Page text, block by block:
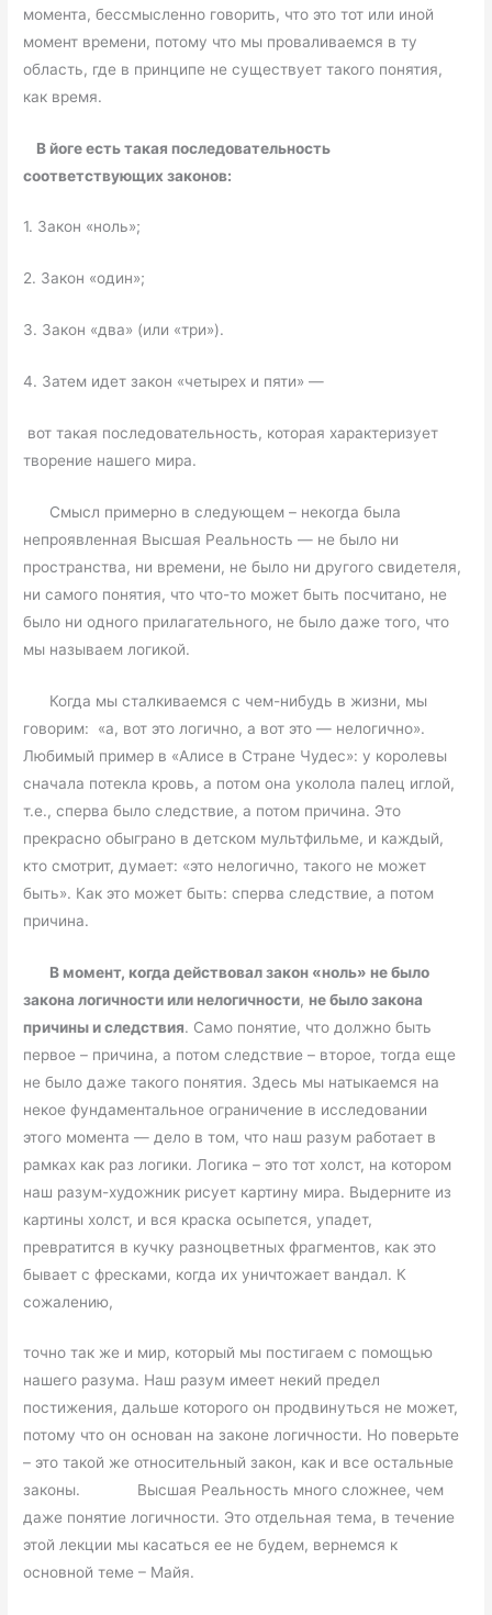
момента, бессмысленно говорить, что это тот или иной
момент времени, потому что мы проваливаемся в ту
область, где в принципе не существует такого понятия,
как время.
В йоге есть такая последовательность
соответствующих законов:
1. Закон «ноль»;
2. Закон «один»;
3. Закон «два» (или «три»).
4. Затем идет закон «четырех и пяти» —
вот такая последовательность, которая характеризует
творение нашего мира.
Смысл примерно в следующем – некогда была
непроявленная Высшая Реальность — не было ни
пространства, ни времени, не было ни другого свидетеля,
ни самого понятия, что что-то может быть посчитано, не
было ни одного прилагательного, не было даже того, что
мы называем логикой.
Когда мы сталкиваемся с чем-нибудь в жизни, мы
говорим: «а, вот это логично, а вот это — нелогично».
Любимый пример в «Алисе в Стране Чудес»: у королевы
сначала потекла кровь, а потом она уколола палец иглой,
т.е., сперва было следствие, а потом причина. Это
прекрасно обыграно в детском мультфильме, и каждый,
кто смотрит, думает: «это нелогично, такого не может
быть». Как это может быть: сперва следствие, а потом
причина.
В момент, когда действовал закон «ноль» не было
закона логичности или нелогичности, не было закона
причины и следствия. Само понятие, что должно быть
первое – причина, а потом следствие – второе, тогда еще
не было даже такого понятия. Здесь мы натыкаемся на
некое фундаментальное ограничение в исследовании
этого момента — дело в том, что наш разум работает в
рамках как раз логики. Логика – это тот холст, на котором
наш разум-художник рисует картину мира. Выдерните из
картины холст, и вся краска осыпется, упадет,
превратится в кучку разноцветных фрагментов, как это
бывает с фресками, когда их уничтожает вандал. К
сожалению,
точно так же и мир, который мы постигаем с помощью
нашего разума. Наш разум имеет некий предел
постижения, дальше которого он продвинуться не может,
потому что он основан на законе логичности. Но поверьте
– это такой же относительный закон, как и все остальные
законы. Высшая Реальность много сложнее, чем
даже понятие логичности. Это отдельная тема, в течение
этой лекции мы касаться ее не будем, вернемся к
основной теме – Майя.